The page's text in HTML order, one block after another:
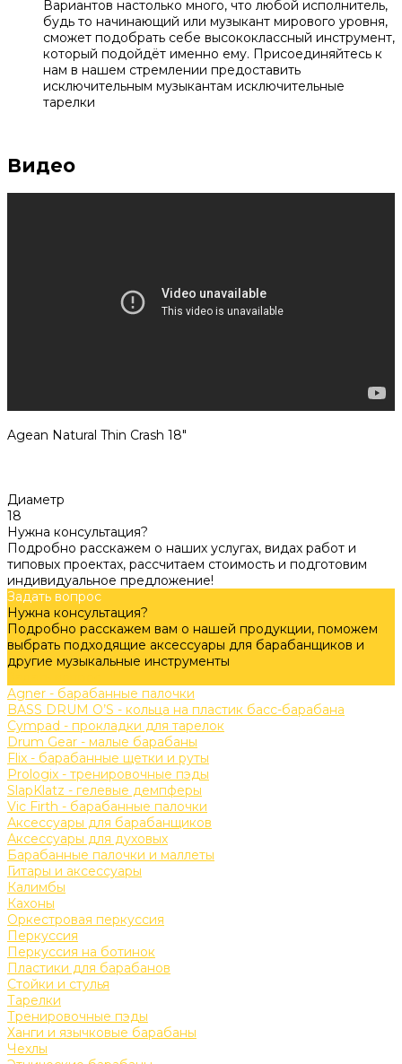
Вариантов настолько много, что любой исполнитель,
будь то начинающий или музыкант мирового уровня,
сможет подобрать себе высококлассный инструмент,
который подойдёт именно ему. Присоединяйтесь к
нам в нашем стремлении предоставить
исключительным музыкантам исключительные
тарелки
Видео
Agean Natural Thin Crash 18"
Диаметр
18
Нужна консультация?
Подробно расскажем о наших услугах, видах работ и
типовых проектах, рассчитаем стоимость и подготовим
индивидуальное предложение!
Задать вопрос
Нужна консультация?
Подробно расскажем вам о нашей продукции, поможем
выбрать подходящие аксессуары для барабанщиков и
другие музыкальные инструменты
Agner - барабанные палочки
BASS DRUM O’S - кольца на пластик басс-барабана
Cympad - прокладки для тарелок
Drum Gear - малые барабаны
Flix - барабанные щетки и руты
Prologix - тренировочные пэды
SlapKlatz - гелевые демпферы
Vic Firth - барабанные палочки
Аксессуары для барабанщиков
Аксессуары для духовых
Барабанные палочки и маллеты
Гитары и аксессуары
Калимбы
Кахоны
Оркестровая перкуссия
Перкуссия
Перкуссия на ботинок
Пластики для барабанов
Стойки и стулья
Тарелки
Тренировочные пэды
Ханги и язычковые барабаны
Чехлы